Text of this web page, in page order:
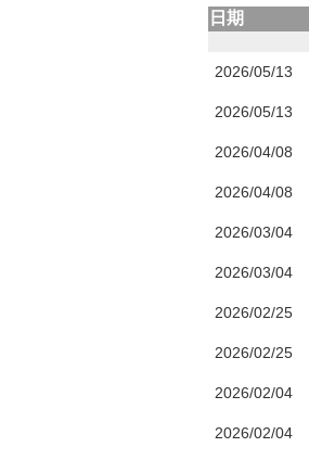
日期
2026/05/13
2026/05/13
2026/04/08
2026/04/08
2026/03/04
2026/03/04
2026/02/25
2026/02/25
2026/02/04
2026/02/04